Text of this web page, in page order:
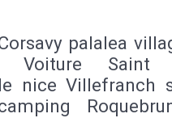
palalea
Voiture Saint
nice Villefranch